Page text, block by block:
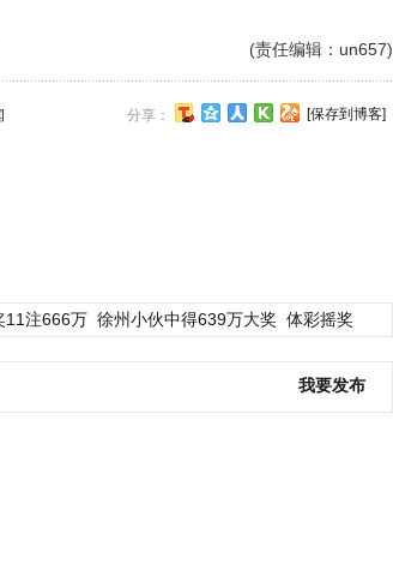
(责任编辑：un657)
分享： [保存到博客]
11注666万 徐州小伙中得639万大奖 体彩摇奖
我要发布